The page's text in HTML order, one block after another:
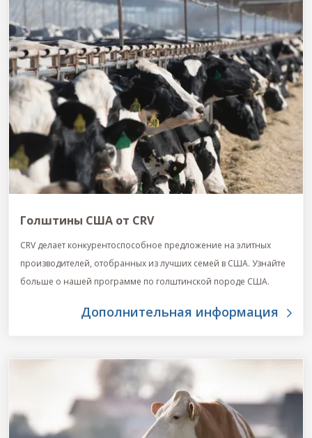
Голштины США от CRV
CRV делает конкурентоспособное предложение на элитных
производителей, отобранных из лучших семей в США. Узнайте
больше о нашей программе по голштинской породе США.
Дополнительная информация